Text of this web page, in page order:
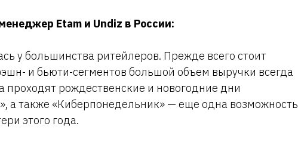
Etam и Undiz в России:
у большинства ритейлеров. Прежде всего стоит
и бьюти-сегментов большой объем выручки всегда
проходят рождественские и новогодние дни
а также «Киберпонедельник» — еще одна возможность
этого года.